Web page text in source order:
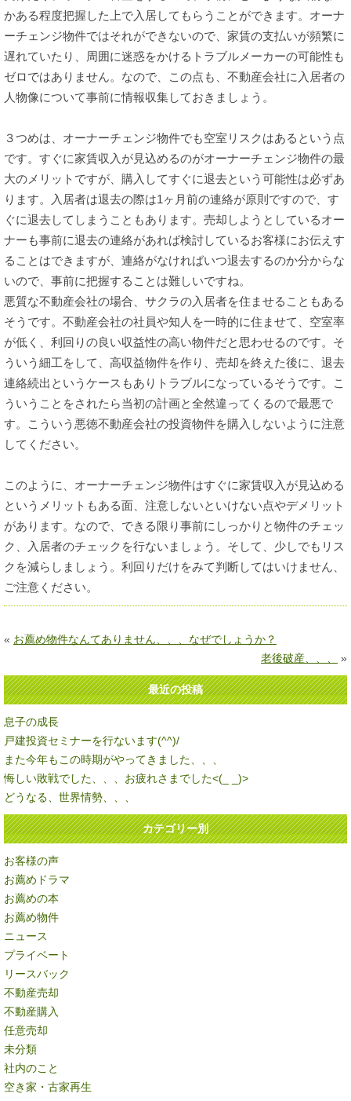
かある程度把握した上で入居してもらうことができます。オーナ
ーチェンジ物件ではそれができないので、家賃の支払いが頻繁に
遅れていたり、周囲に迷惑をかけるトラブルメーカーの可能性も
ゼロではありません。なので、この点も、不動産会社に入居者の
人物像について事前に情報収集しておきましょう。
３つめは、オーナーチェンジ物件でも空室リスクはあるという点
です。すぐに家賃収入が見込めるのがオーナーチェンジ物件の最
大のメリットですが、購入してすぐに退去という可能性は必ずあ
ります。入居者は退去の際は1ヶ月前の連絡が原則ですので、す
ぐに退去してしまうこともあります。売却しようとしているオー
ナーも事前に退去の連絡があれば検討しているお客様にお伝えす
ることはできますが、連絡がなければいつ退去するのか分からな
いので、事前に把握することは難しいですね。
悪質な不動産会社の場合、サクラの入居者を住ませることもある
そうです。不動産会社の社員や知人を一時的に住ませて、空室率
が低く、利回りの良い収益性の高い物件だと思わせるのです。そ
ういう細工をして、高収益物件を作り、売却を終えた後に、退去
連絡続出というケースもありトラブルになっているそうです。こ
ういうことをされたら当初の計画と全然違ってくるので最悪で
す。こういう悪徳不動産会社の投資物件を購入しないように注意
してください。
このように、オーナーチェンジ物件はすぐに家賃収入が見込める
というメリットもある面、注意しないといけない点やデメリット
があります。なので、できる限り事前にしっかりと物件のチェッ
ク、入居者のチェックを行ないましょう。そして、少しでもリス
クを減らしましょう。利回りだけをみて判断してはいけません、
ご注意ください。
« お薦め物件なんてありません、、、なぜでしょうか？
老後破産、、、
»
最近の投稿
息子の成長
戸建投資セミナーを行ないます(^^)/
また今年もこの時期がやってきました、、、
悔しい敗戦でした、、、お疲れさまでした<(_ _)>
どうなる、世界情勢、、、
カテゴリー別
お客様の声
お薦めドラマ
お薦めの本
お薦め物件
ニュース
プライベート
リースバック
不動産売却
不動産購入
任意売却
未分類
社内のこと
空き家・古家再生